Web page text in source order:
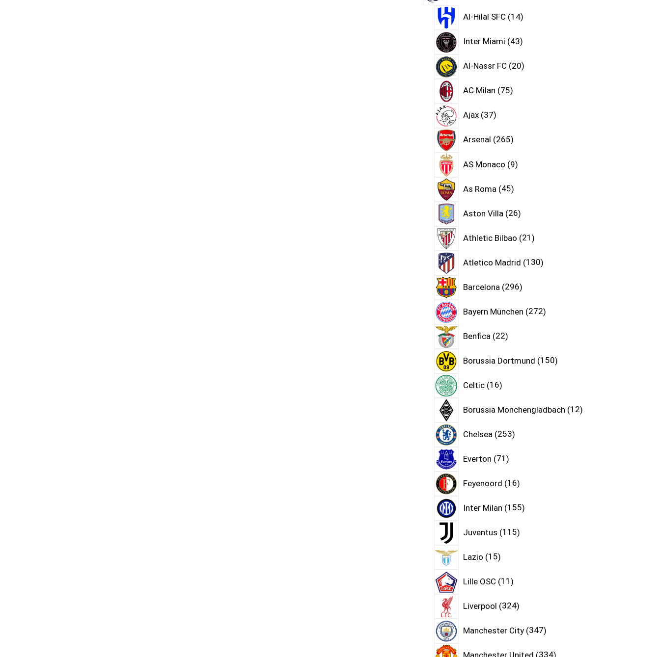
Al-Hilal SFC 14
Inter Miami 43
Al-Nassr FC 20
AC Milan 75
Ajax 37
Arsenal 265
AS Monaco 9
As Roma 45
Aston Villa 26
Athletic Bilbao 21
Atletico Madrid 130
Barcelona 296
Bayern München 272
Benfica 22
Borussia Dortmund 150
Celtic 16
Borussia Monchengladbach 12
Chelsea 253
Everton 71
Feyenoord 16
Inter Milan 155
Juventus 115
Lazio 15
Lille OSC 11
Liverpool 324
Manchester City 347
Manchester United 334